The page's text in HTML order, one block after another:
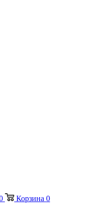
Корзина 0